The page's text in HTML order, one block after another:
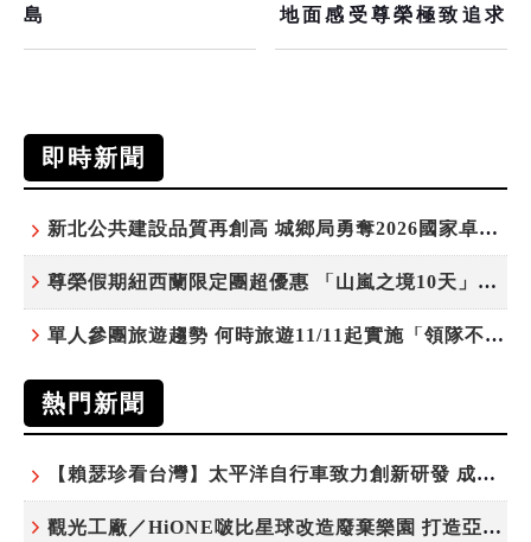
島
地面感受尊榮極致追求
即時新聞
新北公共建設品質再創高 城鄉局勇奪2026國家卓越建設獎6項殊榮
尊榮假期紐西蘭限定團超優惠 「山嵐之境10天」挑戰市場最高CP值
單人參團旅遊趨勢 何時旅遊11/11起實施「領隊不配房」 落單更免收單房差
熱門新聞
【賴瑟珍看台灣】太平洋自行車致力創新研發 成就台灣隱形冠軍
觀光工廠／HiONE啵比星球改造廢棄樂園 打造亞洲最大寵物天堂